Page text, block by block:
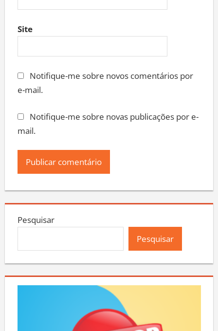
Site
Notifique-me sobre novos comentários por
e-mail.
Notifique-me sobre novas publicações por e-
mail.
Pesquisar
Pesquisar